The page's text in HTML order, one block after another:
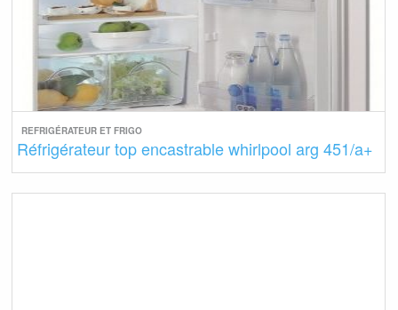
REFRIGÉRATEUR ET FRIGO
Réfrigérateur top encastrable whirlpool arg 451/a+